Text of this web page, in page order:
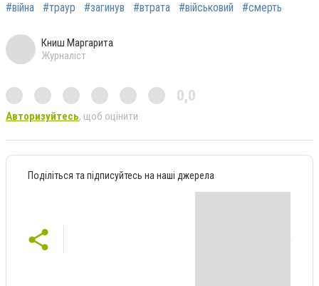
#війна #траур #загинув #втрата #військовий #смерть
Книш Маргарита
Журналіст
0,0
Авторизуйтесь, щоб оцінити
Поділіться та підписуйтесь на наші джерела